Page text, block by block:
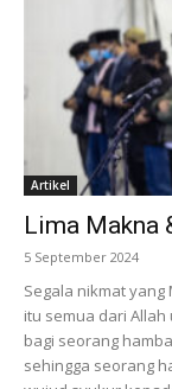
Artikel
Lima Makna
5 September 2024
Segala nikmat
itu semua dari
bagi seorang
sehingga seorang